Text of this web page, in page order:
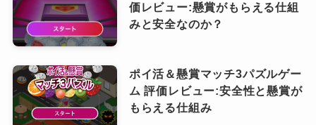
価レビュー:懸賞がもらえる仕組
みと安全なのか？
ポイ活＆懸賞マッチ3パズルゲー
ム 評価レビュー:安全性と懸賞が
もらえる仕組み